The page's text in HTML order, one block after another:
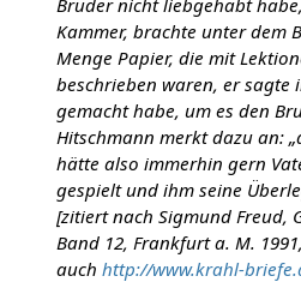
Kammer, brachte unter dem
Menge Papier, die mit
beschrieben waren, er sagte
gemacht habe, um es den
Hitschmann merkt dazu an:
hätte also immerhin gern
gespielt und ihm seine
[zitiert nach Sigmund Freud,
Band 12, Frankfurt a. M.
auch http://www.krahl-